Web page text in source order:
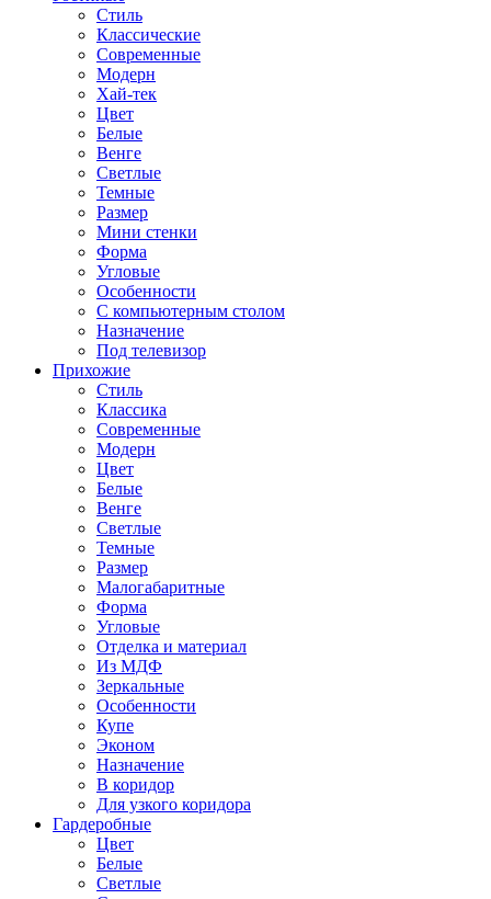
Стиль
Классические
Современные
Модерн
Хай-тек
Цвет
Белые
Венге
Светлые
Темные
Размер
Мини стенки
Форма
Угловые
Особенности
С компьютерным столом
Назначение
Под телевизор
Прихожие
Стиль
Классика
Современные
Модерн
Цвет
Белые
Венге
Светлые
Темные
Размер
Малогабаритные
Форма
Угловые
Отделка и материал
Из МДФ
Зеркальные
Особенности
Купе
Эконом
Назначение
В коридор
Для узкого коридора
Гардеробные
Цвет
Белые
Светлые